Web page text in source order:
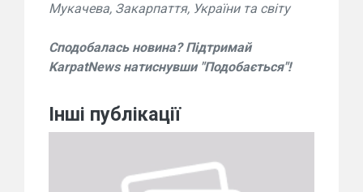
Мукачева, Закарпаття, України та світу
Сподобалась новина? Підтримай
KarpatNews натиснувши "Подобається"!
Інші публікації